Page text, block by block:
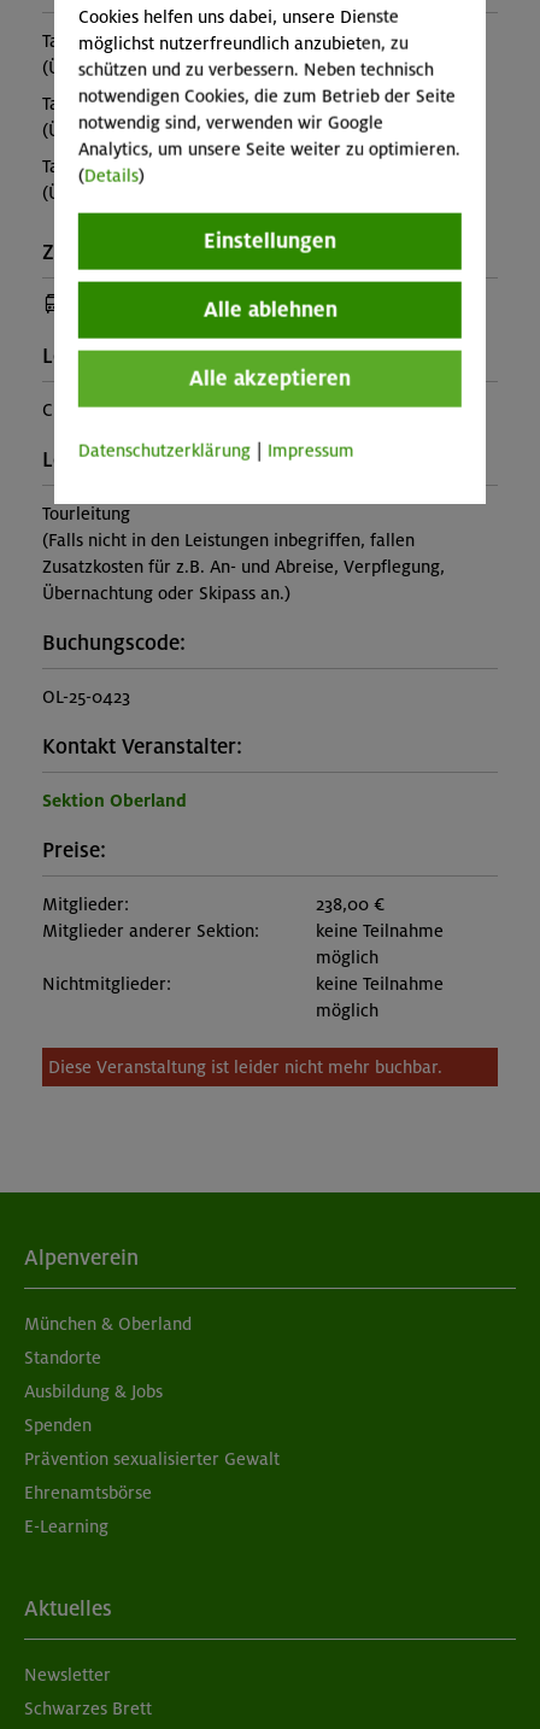
Tag 1: Naviser Hütte
(Ü ca. 60€, Essen extra)
Tag 2: Lizumer Hütte
(Ü+HP im MBZ ca. 68€, im Lager ca. 60€)
Tag 3: Weidener Hütte
(Ü+HP im MBZ ca. 68€, im Lager ca. 62€)
Zusatzinfo:
(Anreise mit Bus oder Bahn)
Leiter*in:
Christoph Schaab
Leistung:
Tourleitung
(Falls nicht in den Leistungen inbegriffen, fallen
Zusatzkosten für z.B. An- und Abreise, Verpflegung,
Übernachtung oder Skipass an.)
Buchungscode:
OL-25-0423
Kontakt Veranstalter:
Sektion Oberland
Preise:
Mitglieder:
238,00 €
Mitglieder anderer Sektion:
keine Teilnahme
möglich
Nichtmitglieder:
keine Teilnahme
möglich
Diese Veranstaltung ist leider nicht mehr buchbar.
Alpenverein
München & Oberland
Standorte
Ausbildung & Jobs
Spenden
Prävention sexualisierter Gewalt
Ehrenamtsbörse
E-Learning
Aktuelles
Newsletter
Schwarzes Brett
Cookies helfen uns dabei, unsere Dienste
möglichst nutzerfreundlich anzubieten, zu
schützen und zu verbessern. Neben technisch
notwendigen Cookies, die zum Betrieb der Seite
notwendig sind, verwenden wir Google
Analytics, um unsere Seite weiter zu optimieren.
(Details)
Einstellungen
Alle ablehnen
Alle akzeptieren
Datenschutzerklärung Impressum